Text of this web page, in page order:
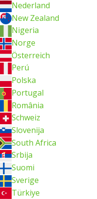
Nederland
New Zealand
Nigeria
Norge
Österreich
Perú
Polska
Portugal
România
Schweiz
Slovenija
South Africa
Srbija
Suomi
Sverige
Türkiye